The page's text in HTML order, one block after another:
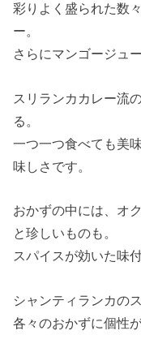
彩りよく盛られた数
ー。
さらにマンゴージュ
スリランカカレー流
る。
一つ一つ食べても美
味しさです。
おかずの中には、オ
と珍しいものも。
スパイスが効いた味
シャンティランカの
各々のおかずに個性